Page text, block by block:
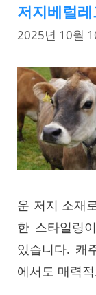
저지베럴
2025년 10월
운 저지 소재
한 스타일링
있습니다. 캐
에서도 매력